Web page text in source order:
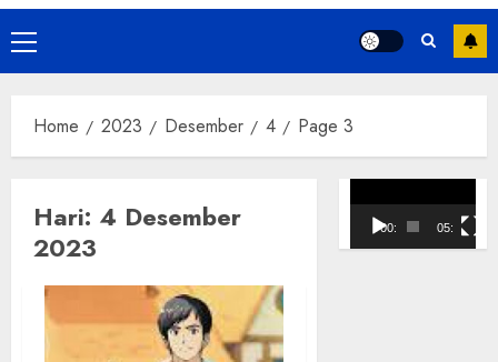
Primary
Menu
Home 2023 Desember 4 Page 3
Hari: 4 Desember
2023
Video
00:00 05:10